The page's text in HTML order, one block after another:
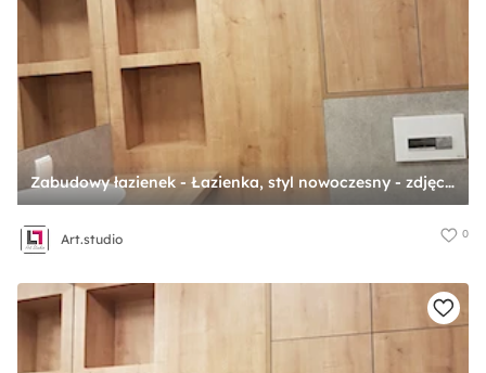
Zabudowy łazienek - Łazienka, styl nowoczesny - zdjęcie od Art.studio
Art.studio 0